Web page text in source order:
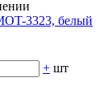
3323, белый
+ шт